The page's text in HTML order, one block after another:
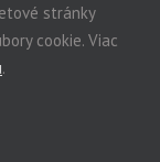
stránky
cookie. Viac
.